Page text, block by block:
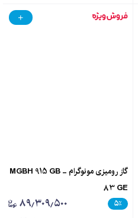
گاز رومیزی مونوگرام - MGBH 915 GB
83 GE
۵٪ ۸۹٫۳۰۹٫۵۰۰